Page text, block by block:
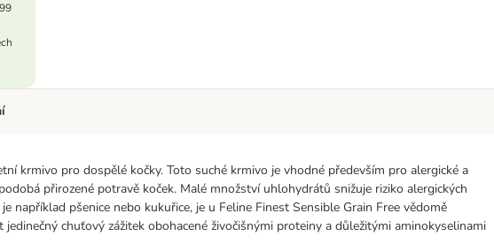
krmivo pro dospělé kočky. Toto suché krmivo je vhodné především pro alergické a
přirozené potravě koček. Malé množství uhlohydrátů snižuje riziko alergických
například pšenice nebo kukuřice, je u Feline Finest Sensible Grain Free vědomě
chuťový zážitek obohacené živočišnými proteiny a důležitými aminokyselinami